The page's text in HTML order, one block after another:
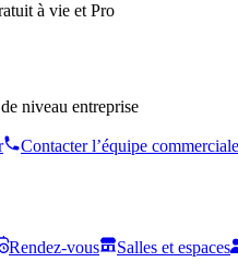
à vie et Pro
niveau entreprise
Contacter l’équipe commerciale
Rendez-vous Salles et espaces